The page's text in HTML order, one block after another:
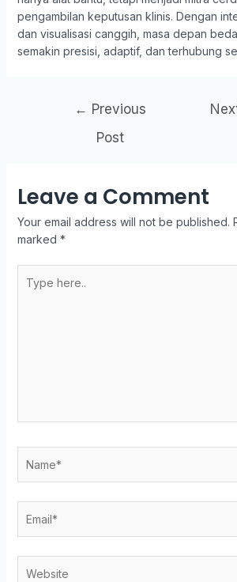
pengambilan keputusan klinis. Dengan
dan visualisasi canggih, masa depan
semakin presisi, adaptif, dan terhubung
← Previous
Post
Leave a Comment
Your email address will not be published.
marked *